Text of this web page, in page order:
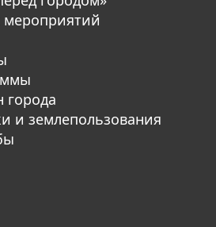
города
и землепользования